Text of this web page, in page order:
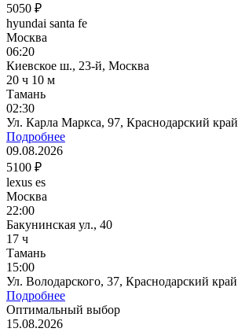
5050 ₽
hyundai santa fe
Москва
06:20
Киевское ш., 23-й, Москва
20 ч 10 м
Тамань
02:30
Ул. Карла Маркса, 97, Краснодарский край
Подробнее
09.08.2026
5100 ₽
lexus es
Москва
22:00
Бакунинская ул., 40
17 ч
Тамань
15:00
Ул. Володарского, 37, Краснодарский край
Подробнее
Оптимальный выбор
15.08.2026